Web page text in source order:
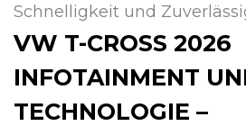
Schnelligkeit und
VW T-CROSS 2026
INFOTAINMENT
TECHNOLOGIE –